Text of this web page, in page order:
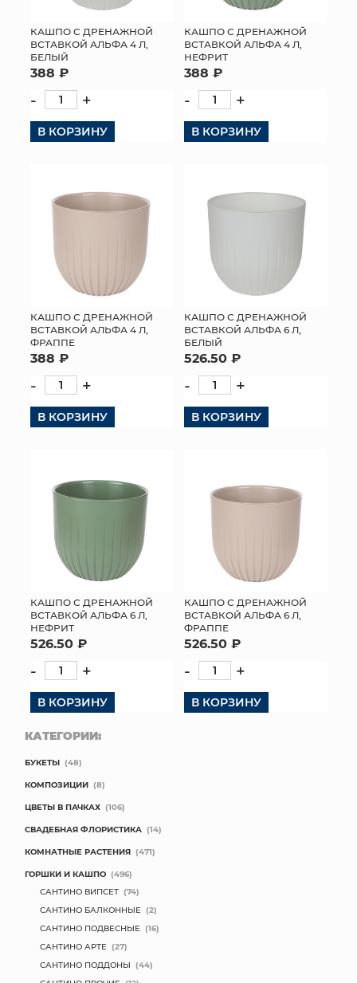
КАШПО С ДРЕНАЖНОЙ
ВСТАВКОЙ АЛЬФА 4 Л,
БЕЛЫЙ
388 ₽
- +
В КОРЗИНУ
КАШПО С ДРЕНАЖНОЙ
ВСТАВКОЙ АЛЬФА 4 Л,
НЕФРИТ
388 ₽
- +
В КОРЗИНУ
КАШПО С ДРЕНАЖНОЙ
ВСТАВКОЙ АЛЬФА 4 Л,
ФРАППЕ
388 ₽
- +
В КОРЗИНУ
КАШПО С ДРЕНАЖНОЙ
ВСТАВКОЙ АЛЬФА 6 Л,
БЕЛЫЙ
526.50 ₽
- +
В КОРЗИНУ
КАШПО С ДРЕНАЖНОЙ
ВСТАВКОЙ АЛЬФА 6 Л,
НЕФРИТ
526.50 ₽
- +
В КОРЗИНУ
КАШПО С ДРЕНАЖНОЙ
ВСТАВКОЙ АЛЬФА 6 Л,
ФРАППЕ
526.50 ₽
- +
В КОРЗИНУ
КАТЕГОРИИ:
БУКЕТЫ (48)
КОМПОЗИЦИИ (8)
ЦВЕТЫ В ПАЧКАХ (106)
СВАДЕБНАЯ ФЛОРИСТИКА (14)
КОМНАТНЫЕ РАСТЕНИЯ (471)
ГОРШКИ И КАШПО (496)
САНТИНО ВИПСЕТ (74)
САНТИНО БАЛКОННЫЕ (2)
САНТИНО ПОДВЕСНЫЕ (16)
САНТИНО АРТЕ (27)
САНТИНО ПОДДОНЫ (44)